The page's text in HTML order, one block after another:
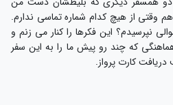
از هیچ کدام شماره تماسی ندارم.
این فکرها را کنار می زنم و
که چند رو پیش ما را به این سفر
کارت پرواز.